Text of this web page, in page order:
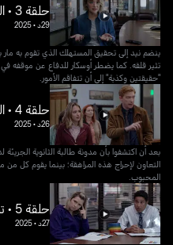
حلقة 3 • الرفيق والصاحب
29د •
2025
ينضم نيد إلى تحقيق المستهلك الذي تقوم به مار
تثير قلقه. كما يضطر أوسكار للدفاع عن موقفه في
"حقيقتين وكذبة" إلى أن تتفاقم الأمور.
حلقة 4 • المدونة ضد الصحيفة
26د •
2025
بعد أن اكتشفوا بأن مدونة طالبة الثانوية الجريئة
التعاون لإحراج هذه المراهقة؛ بينما يقوم كل من
المحبوب.
حلقة 5 • تنبيه احتيال!
27د •
2025